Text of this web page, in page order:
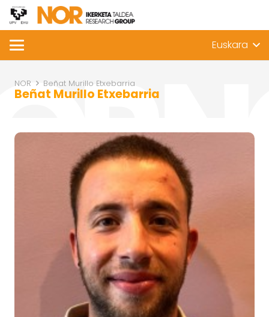
Euskara
NOR Beñat Murillo Etxebarria
Beñat Murillo Etxebarria